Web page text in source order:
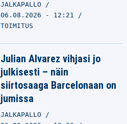
JALKAPALLO
06.08.2026 - 12:21
TOIMITUS
Julian Alvarez vihjasi jo
julkisesti – näin
siirtosaaga Barcelonaan on
jumissa
JALKAPALLO